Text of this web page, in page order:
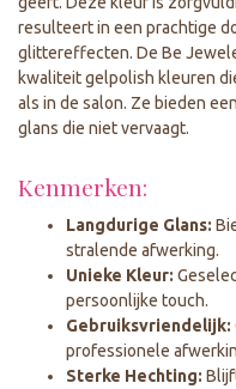
resulteert in een prachtige
glittereffecten. De Be
kwaliteit gelpolish kleuren
als in de salon. Ze bieden
glans die niet vervaagt.
Kenmerken:
Langdurige Glans:
stralende afwerking.
Unieke Kleur:
persoonlijke touch.
Gebruiksvriendelijk:
professionele
Sterke Hechting: